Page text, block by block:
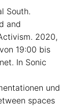
South.
and
2020,
19:00 bis
In Sonic
und
spaces